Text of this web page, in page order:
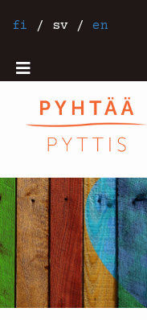
tillfi / sv / en
Mobiilivalikko